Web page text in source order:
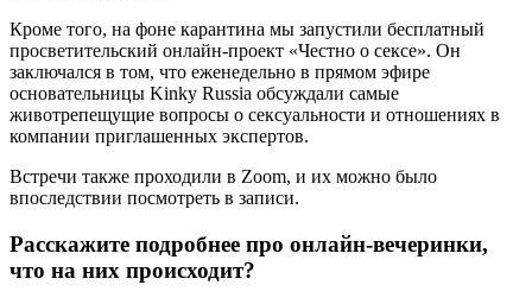
Кроме того, на фоне карантина мы запустили бесплатный
просветительский онлайн-проект «Честно о сексе». Он
заключался в том, что еженедельно в прямом эфире
основательницы Kinky Russia обсуждали самые
животрепещущие вопросы о сексуальности и отношениях в
компании приглашенных экспертов.
Встречи также проходили в Zoom, и их можно было
впоследствии посмотреть в записи.
Расскажите подробнее про онлайн-вечеринки,
что на них происходит?